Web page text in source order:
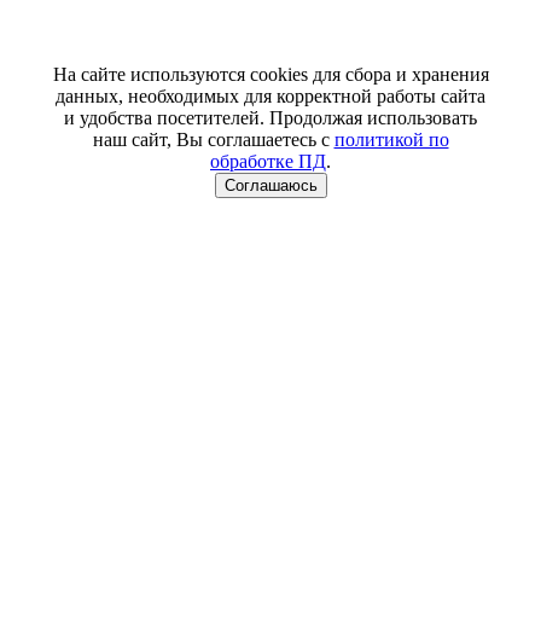
На сайте используются cookies для сбора и хранения
данных, необходимых для корректной работы сайта
и удобства посетителей. Продолжая использовать
наш сайт, Вы соглашаетесь с политикой по
обработке ПД.
Соглашаюсь